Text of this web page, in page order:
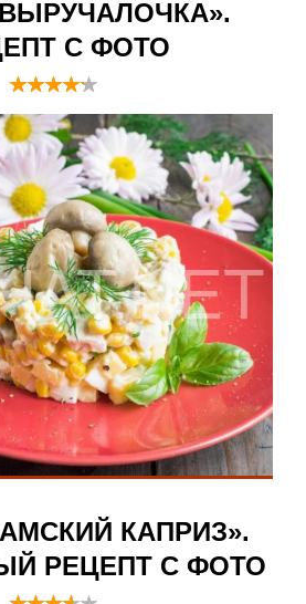
С ФОТО
КАПРИЗ».
РЕЦЕПТ С ФОТО